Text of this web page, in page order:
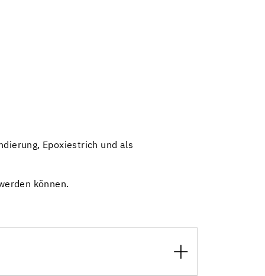
Epoxiestrich und als
können.